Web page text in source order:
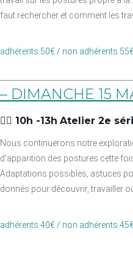
faut rechercher et comment les
adhérents 50€ / non adhérents
– DIMANCHE 15
👉🏼 10h -13h Atelier 2e
Nous continuerons notre
d’apparition des postures cette
Adaptations possibles, astuces
donnés pour découvrir, travailler
adhérents 40€ / non adhérents